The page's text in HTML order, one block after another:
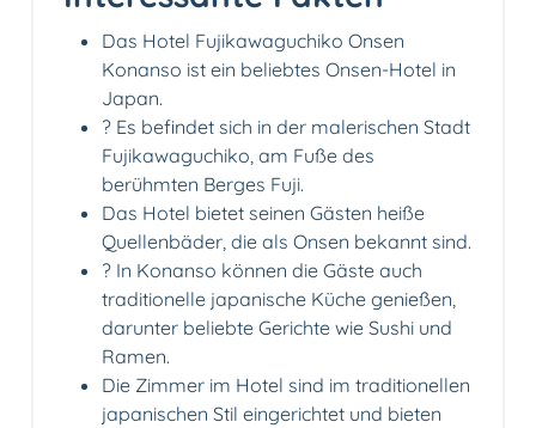
Das Hotel Fujikawaguchiko Onsen
Konanso ist ein beliebtes Onsen-Hotel in
Japan.
? Es befindet sich in der malerischen Stadt
Fujikawaguchiko, am Fuße des
berühmten Berges Fuji.
Das Hotel bietet seinen Gästen heiße
Quellenbäder, die als Onsen bekannt sind.
? In Konanso können die Gäste auch
traditionelle japanische Küche genießen,
darunter beliebte Gerichte wie Sushi und
Ramen.
Die Zimmer im Hotel sind im traditionellen
japanischen Stil eingerichtet und bieten